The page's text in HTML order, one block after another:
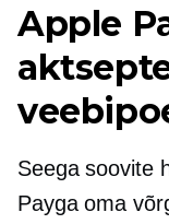
Apple
Seega soovite
Payga oma